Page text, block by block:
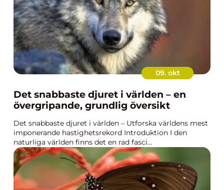
09. okt
Det snabbaste djuret i världen – en
övergripande, grundlig översikt
Det snabbaste djuret i världen – Utforska världens mest
imponerande hastighetsrekord Introduktion I den
naturliga världen finns det en rad fasci...